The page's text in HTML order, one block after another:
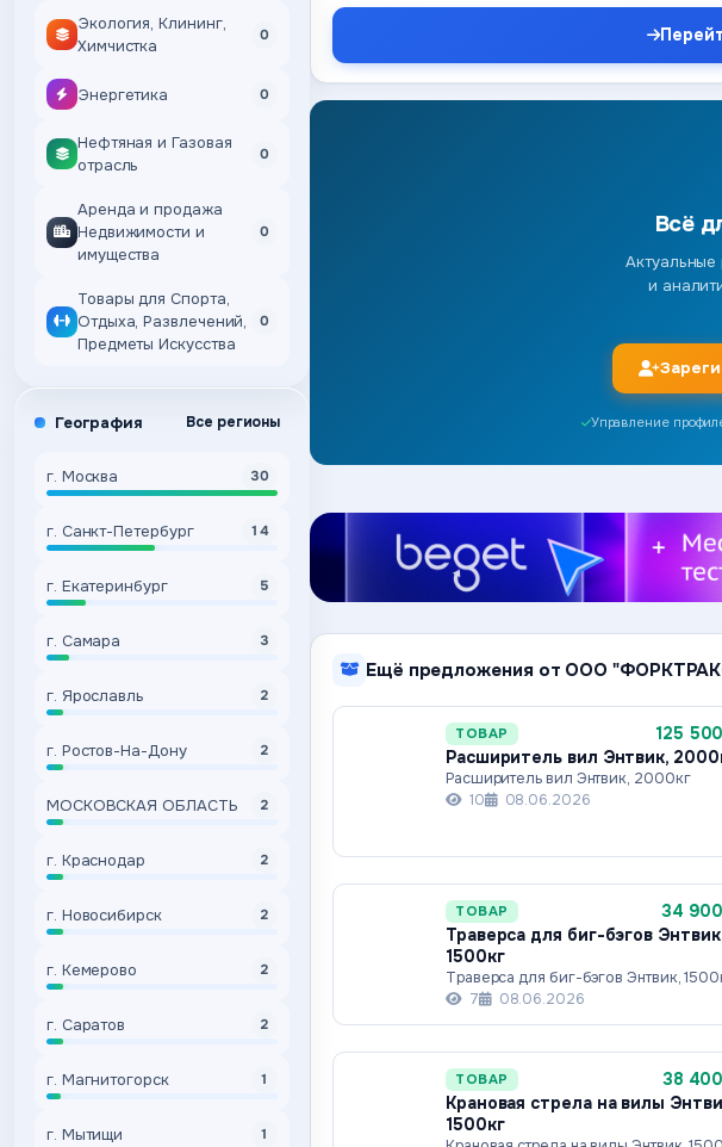
Экология, Клининг,
Химчистка
0
Энергетика 0
Нефтяная и Газовая
отрасль
0
Аренда и продажа
Недвижимости и
имущества
0
Товары для Спорта,
Отдыха, Развлечений,
Предметы Искусства
0
География Все регионы
г. Москва 30
г. Санкт-Петербург 14
г. Екатеринбург 5
г. Самара 3
г. Ярославль 2
г. Ростов-На-Дону 2
МОСКОВСКАЯ ОБЛАСТЬ 2
г. Краснодар 2
г. Новосибирск 2
г. Кемерово 2
г. Саратов 2
г. Магнитогорск 1
г. Мытищи 1
Всё
Актуальные
и
Управление
Ещё предложения от ООО
ТОВАР
125
Расширитель вил Энтвик,
Расширитель вил Энтвик, 2000кг
10
08.06.2026
ТОВАР
34
Траверса для биг-бэгов
1500кг
Траверса для биг-бэгов Энтвик,
7
08.06.2026
ТОВАР
38
Крановая стрела на вилы
1500кг